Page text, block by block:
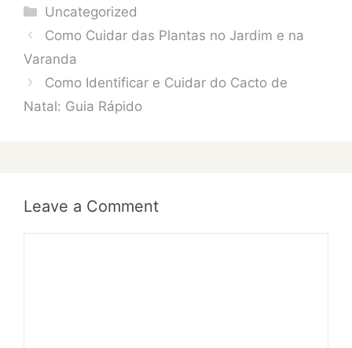
Categories
Uncategorized
Como Cuidar das Plantas no Jardim e na
Varanda
Como Identificar e Cuidar do Cacto de
Natal: Guia Rápido
Leave a Comment